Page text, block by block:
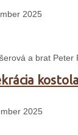
2025
a brat Peter
kostola
2025